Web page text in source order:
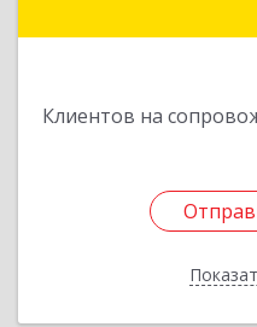
Клиентов на